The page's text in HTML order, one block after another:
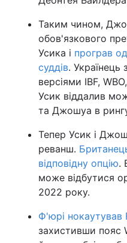
Таким чином,
обов'язкового
Усика і програв
суддів. Українець
версіями IBF,
Усик віддалив
та Джошуа в
Тепер Усик і
реванш.
відповідну опцію.
може відбутися
2022 року.
Ф'юрі нокаутував
захистивши пояс